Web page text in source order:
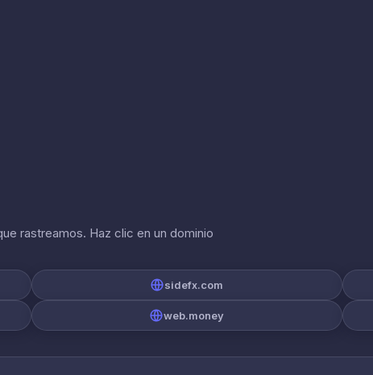
rastreamos. Haz clic en un dominio
sidefx.com
web.money